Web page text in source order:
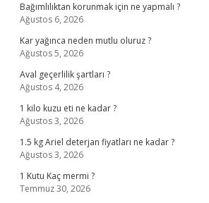
Bağımlılıktan korunmak için ne yapmalı ?
Ağustos 6, 2026
Kar yağınca neden mutlu oluruz ?
Ağustos 5, 2026
Aval geçerlilik şartları ?
Ağustos 4, 2026
1 kilo kuzu eti ne kadar ?
Ağustos 3, 2026
1.5 kg Ariel deterjan fiyatları ne kadar ?
Ağustos 3, 2026
1 Kutu Kaç mermi ?
Temmuz 30, 2026